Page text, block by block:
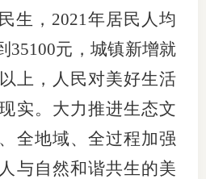
生，2021年居民人均
35100元，城镇新增就
上，人民对美好生活
实。大力推进生态文
全地域、全过程加强
与自然和谐共生的美